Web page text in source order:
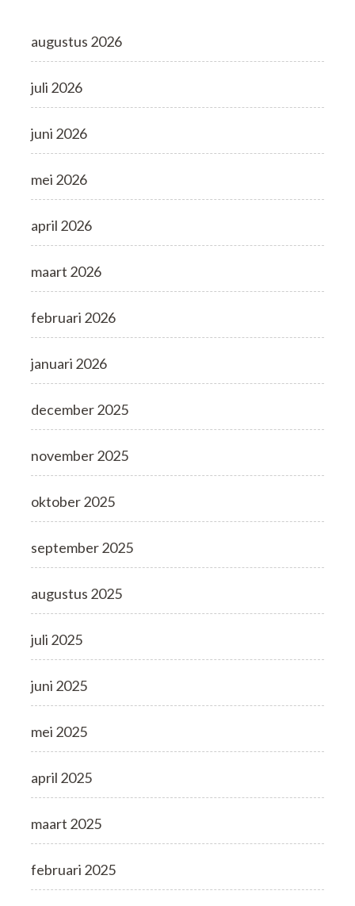
augustus 2026
juli 2026
juni 2026
mei 2026
april 2026
maart 2026
februari 2026
januari 2026
december 2025
november 2025
oktober 2025
september 2025
augustus 2025
juli 2025
juni 2025
mei 2025
april 2025
maart 2025
februari 2025